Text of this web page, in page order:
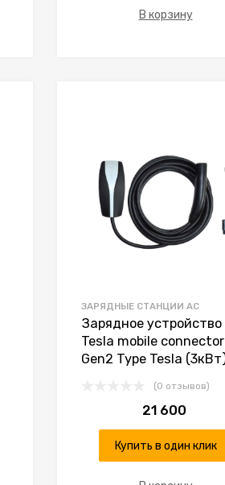
В корзину
ЗАРЯДНЫЕ СТАНЦИИ AC
Зарядное устройство
Tesla mobile connector
Gen2 Type Tesla
(0 отзывов)
21 600
Купить в один клик